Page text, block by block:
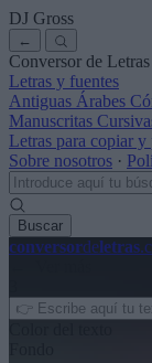
DJ Gross
←
Conversor de Letras
Letras y fuentes
Antiguas Árabes
Manuscritas
Letras para copiar y
Sobre nosotros ·
Buscar
conversordeletras